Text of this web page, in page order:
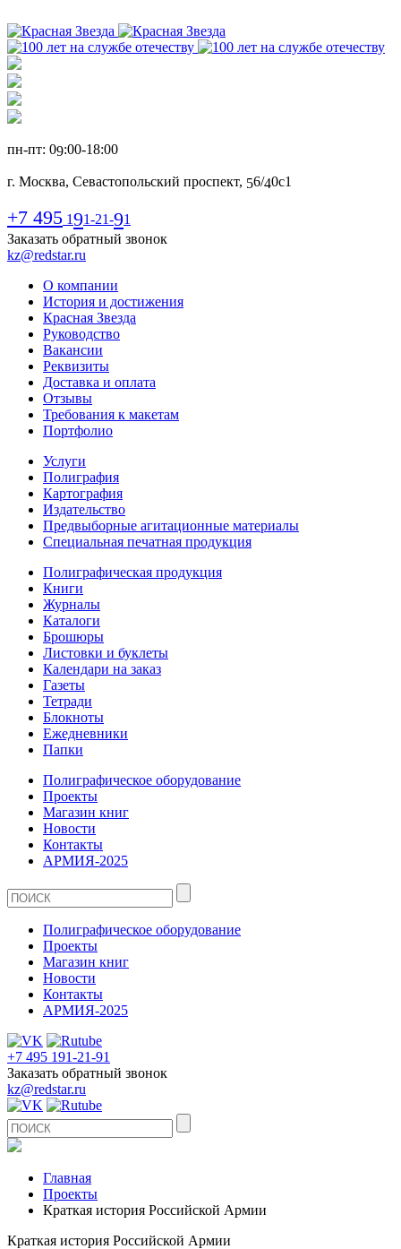
пн-пт: 09:00-18:00
г. Москва, Севастопольский проспект, 56/40с1
+7 495 191-21-91
Заказать обратный звонок
kz@redstar.ru
О компании
История и достижения
Красная Звезда
Руководство
Вакансии
Реквизиты
Доставка и оплата
Отзывы
Требования к макетам
Портфолио
Услуги
Полиграфия
Картография
Издательство
Предвыборные агитационные материалы
Специальная печатная продукция
Полиграфическая продукция
Книги
Журналы
Каталоги
Брошюры
Листовки и буклеты
Календари на заказ
Газеты
Тетради
Блокноты
Ежедневники
Папки
Полиграфическое оборудование
Проекты
Магазин книг
Новости
Контакты
АРМИЯ-2025
Полиграфическое оборудование
Проекты
Магазин книг
Новости
Контакты
АРМИЯ-2025
+7 495 191-21-91
Заказать обратный звонок
kz@redstar.ru
Главная
Проекты
Краткая история Российской Армии
Краткая история Российской Армии